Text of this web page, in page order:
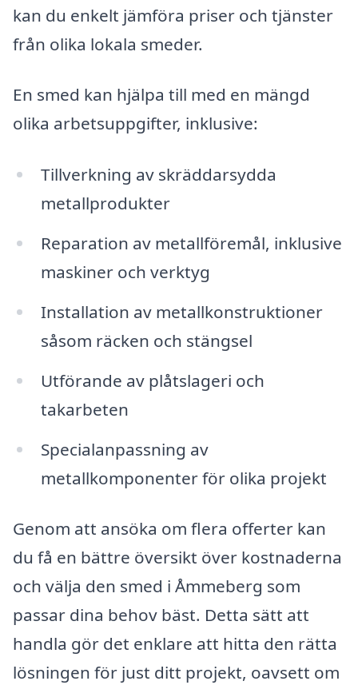
kan du enkelt jämföra priser och tjänster
från olika lokala smeder.
En smed kan hjälpa till med en mängd
olika arbetsuppgifter, inklusive:
Tillverkning av skräddarsydda
metallprodukter
Reparation av metallföremål, inklusive
maskiner och verktyg
Installation av metallkonstruktioner
såsom räcken och stängsel
Utförande av plåtslageri och
takarbeten
Specialanpassning av
metallkomponenter för olika projekt
Genom att ansöka om flera offerter kan
du få en bättre översikt över kostnaderna
och välja den smed i Åmmeberg som
passar dina behov bäst. Detta sätt att
handla gör det enklare att hitta den rätta
lösningen för just ditt projekt, oavsett om